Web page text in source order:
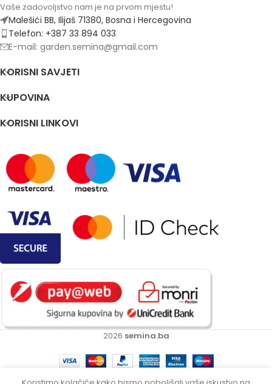
Vaše zadovoljstvo nam je na prvom mjestu!
Malešići BB, Ilijaš 71380, Bosna i Hercegovina
Telefon: +387 33 894 033
E-mail: garden.semina@gmail.com
KORISNI SAVJETI
KUPOVINA
KORISNI LINKOVI
2026 semina.ba